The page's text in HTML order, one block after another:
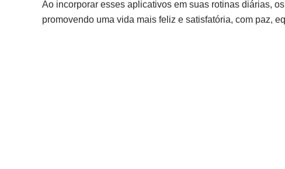
Ao incorporar esses aplicativos em suas rotinas diárias,
promovendo uma vida mais feliz e satisfatória, com paz,